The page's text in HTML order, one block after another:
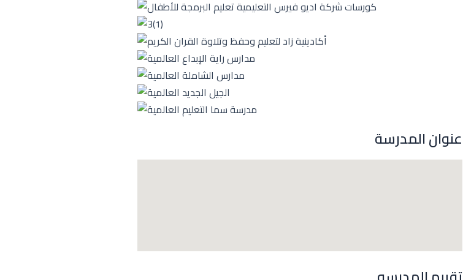
عنوان المدرسة